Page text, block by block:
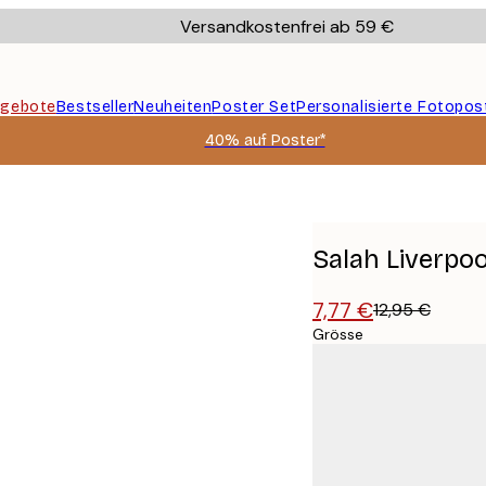
Versandkostenfrei ab 59 €
BestsellerNeuheitenPoster SetPersonalisierte
40% auf Poster*
Salah
7,77 €12,95 €
Grösse